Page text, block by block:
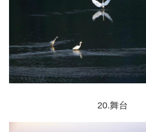
20.舞台